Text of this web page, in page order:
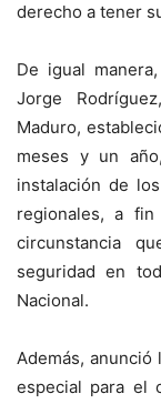
derecho a tener
De igual
Jorge
Maduro,
meses y un
instalación de
regionales, a
circunstancia
seguridad en
Nacional.
Además, anunció
especial para el